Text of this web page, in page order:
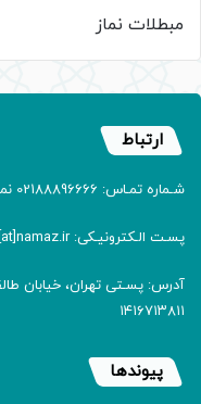
مبطلات نماز
ارتباط
شـماره تمـاس: 02188896666 نمابر: 02188905150
پسـت الـکترونیـکی: info[at]namaz.ir
۱۴۱۶۷۱۳۸۱۱
پیوندها